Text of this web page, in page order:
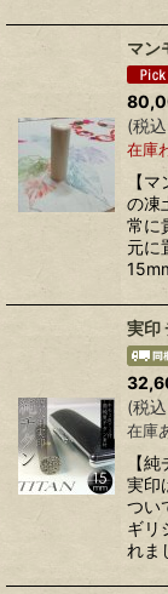
マン
(税込
在庫
【
の凍
常に
元に
実印
(税込
在庫
【
実印
つい
ギリ
れま